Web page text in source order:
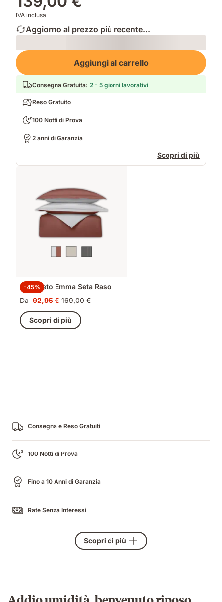
IVA inclusa
Aggiorno al prezzo più recente...
Loading
Aggiungi al carrello
Consegna Gratuita: 2 - 5 giorni lavorativi
Reso Gratuito
100 Notti di Prova
2 anni di Garanzia
Scopri di più
-45%
Completo Emma Seta Raso
Da Prezzo
92,95 €
92,95 € Prezzo
originale
169,00 €
169,00 €
Scopri di più
Consegna e Reso Gratuiti
100 Notti di Prova
Fino a 10 Anni di Garanzia
Rate Senza Interessi
Scopri di più